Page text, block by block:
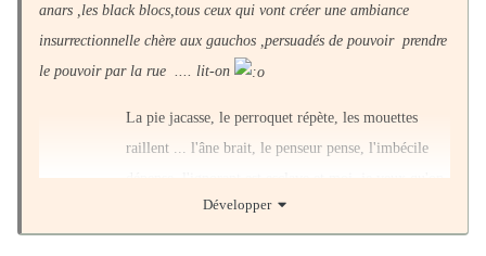
anars ,les black blocs,tous ceux qui vont créer une ambiance
insurrectionnelle chère aux gauchos ,persuadés de pouvoir prendre
le pouvoir par la rue .... lit-on
La pie jacasse, le perroquet répète, les mouettes
raillent ... l'âne brait, le penseur pense, l'imbécile
dépense, l'ignorant est esclave et moi, je veux qu'on
se souvienne de moi comme d'une personne
soucieuse de liberté, d'égalité, de justice et de
Développer